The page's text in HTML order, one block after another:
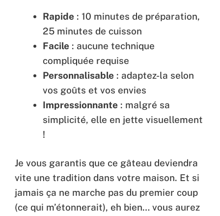
Rapide : 10 minutes de préparation,
25 minutes de cuisson
Facile : aucune technique
compliquée requise
Personnalisable : adaptez-la selon
vos goûts et vos envies
Impressionnante : malgré sa
simplicité, elle en jette visuellement
!
Je vous garantis que ce gâteau deviendra
vite une tradition dans votre maison. Et si
jamais ça ne marche pas du premier coup
(ce qui m’étonnerait), eh bien… vous aurez